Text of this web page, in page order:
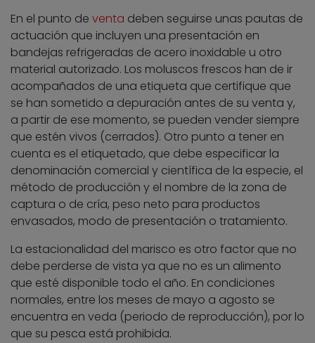
En el punto de venta deben seguirse unas pautas de
actuación que incluyen una presentación en
bandejas refrigeradas de acero inoxidable u otro
material autorizado. Los moluscos frescos han de ir
acompañados de una etiqueta que certifique que
se han sometido a depuración antes de su venta y,
a partir de ese momento, se pueden vender siempre
que estén vivos (cerrados). Otro punto a tener en
cuenta es el etiquetado, que debe especificar la
denominación comercial y científica de la especie, el
método de producción y el nombre de la zona de
captura o de cría, peso neto para productos
envasados, modo de presentación o tratamiento.
La estacionalidad del marisco es otro factor que no
debe perderse de vista ya que no es un alimento
que esté disponible todo el año. En condiciones
normales, entre los meses de mayo a agosto se
encuentra en veda (periodo de reproducción), por lo
que su pesca está prohibida.